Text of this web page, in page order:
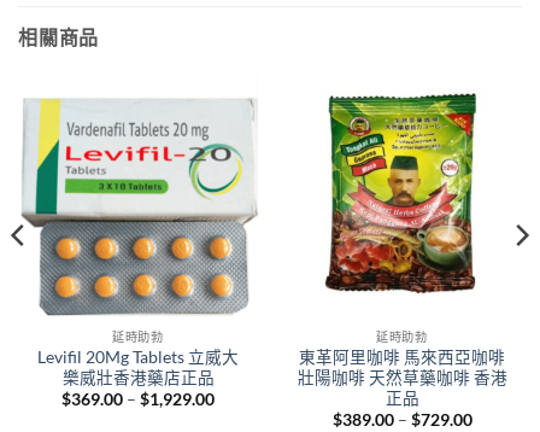
相關商品
延時助勃
Levifil 20Mg Tablets 立威大
樂威壯香港藥店正品
$369.00 – $1,929.00Price
延時助勃
東革阿里咖啡 馬來西亞咖啡
壯陽咖啡 天然草藥咖啡 香港
正品
$389.00 – $729.00Price